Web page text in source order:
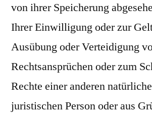
von ihrer Speicherung
Ihrer Einwilligung oder zur
Ausübung oder Verteidigung
Rechtsansprüchen oder zum
Rechte einer anderen
juristischen Person oder aus